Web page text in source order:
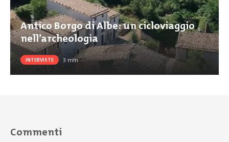
Antico Borgo di Albe: un cicloviaggio
nell’archeologia
INTERVISTE 3 min
Commenti